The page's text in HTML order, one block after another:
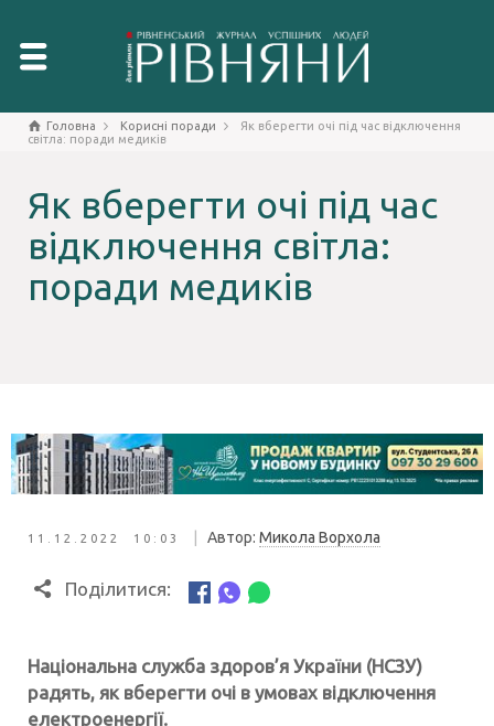
Головна Корисні поради
Як вберегти очі під час відключення
світла: поради медиків
Як вберегти очі під час
відключення світла:
поради медиків
11.12.2022 10:03 Автор: Микола Ворхола
Поділитися:
Національна служба здоров’я України (НСЗУ)
радять, як вберегти очі в умовах відключення
електроенергії.